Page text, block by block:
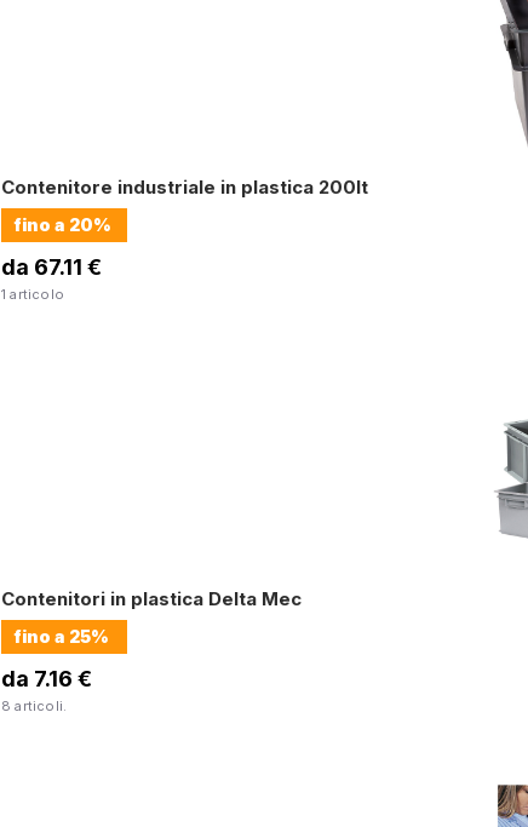
Contenitore industriale in plastica 200lt
fino a 20%
da 67.11 €
1 articolo
Contenitori in plastica Delta Mec
fino a 25%
da 7.16 €
8 articoli.